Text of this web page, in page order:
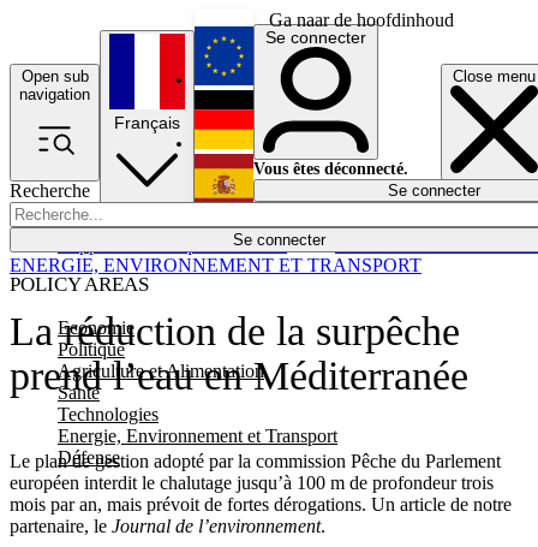
Ga naar de hoofdinhoud
Open sub
navigation
Close menu
Recherche
Se connecter
POLICY AREAS
Economie
Politique
Agriculture et Alimentation
Santé
Technologies
Energie, Environnement et Transport
Défense
Économie
Français
English
Deutsch
Español
Se connecter
Vous êtes déconnecté.
Se connecter
La réduction de la surpêche
prend l’eau en Méditerranée
Le plan de gestion adopté par la commission Pêche du Parlement
européen interdit le chalutage jusqu’à 100 m de profondeur trois
mois par an, mais prévoit de fortes dérogations. Un article de notre
partenaire, le Journal de l’environnement.
ENERGIE, ENVIRONNEMENT ET TRANSPORT